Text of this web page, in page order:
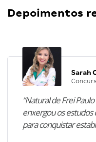
Depoimentos
Sarah
“Natural de Frei
enxergou os
para conquistar